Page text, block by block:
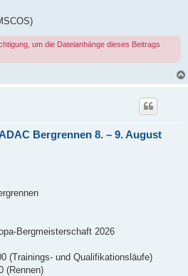
um die Dateianhänge dieses Beitrags
Bergrennen 8. – 9. August
Bergmeisterschaft 2026
(Trainings- und Qualifikationsläufe)
(Rennen)